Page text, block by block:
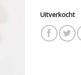
Uitverkocht